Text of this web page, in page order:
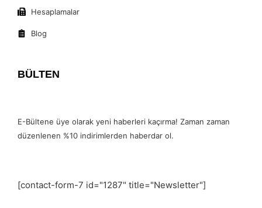
Hesaplamalar
Blog
BÜLTEN
E-Bültene üye olarak yeni haberleri kaçırma! Zaman zaman
düzenlenen %10 indirimlerden haberdar ol.
[contact-form-7 id="1287" title="Newsletter"]